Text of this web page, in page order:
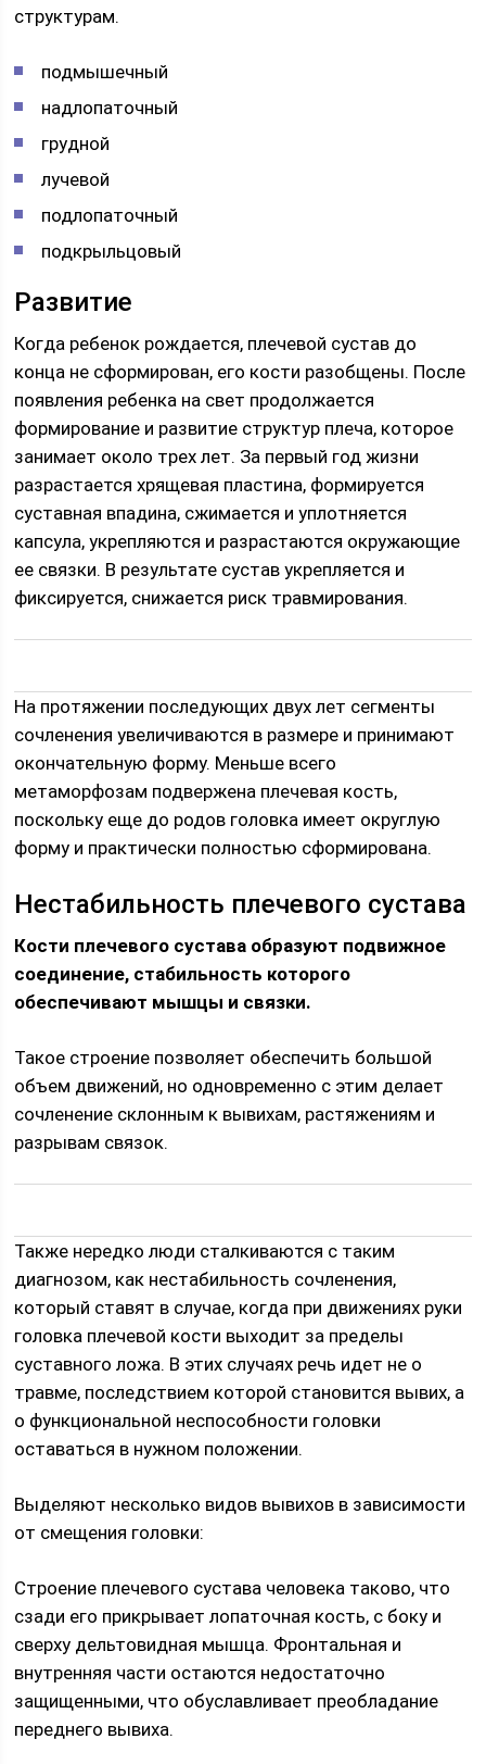
структурам.
подмышечный
надлопаточный
грудной
лучевой
подлопаточный
подкрыльцовый
Развитие
Когда ребенок рождается, плечевой сустав до
конца не сформирован, его кости разобщены. После
появления ребенка на свет продолжается
формирование и развитие структур плеча, которое
занимает около трех лет. За первый год жизни
разрастается хрящевая пластина, формируется
суставная впадина, сжимается и уплотняется
капсула, укрепляются и разрастаются окружающие
ее связки. В результате сустав укрепляется и
фиксируется, снижается риск травмирования.
На протяжении последующих двух лет сегменты
сочленения увеличиваются в размере и принимают
окончательную форму. Меньше всего
метаморфозам подвержена плечевая кость,
поскольку еще до родов головка имеет округлую
форму и практически полностью сформирована.
Нестабильность плечевого сустава
Кости плечевого сустава образуют подвижное
соединение, стабильность которого
обеспечивают мышцы и связки.
Такое строение позволяет обеспечить большой
объем движений, но одновременно с этим делает
сочленение склонным к вывихам, растяжениям и
разрывам связок.
Также нередко люди сталкиваются с таким
диагнозом, как нестабильность сочленения,
который ставят в случае, когда при движениях руки
головка плечевой кости выходит за пределы
суставного ложа. В этих случаях речь идет не о
травме, последствием которой становится вывих, а
о функциональной неспособности головки
оставаться в нужном положении.
Выделяют несколько видов вывихов в зависимости
от смещения головки:
Строение плечевого сустава человека таково, что
сзади его прикрывает лопаточная кость, с боку и
сверху дельтовидная мышца. Фронтальная и
внутренняя части остаются недостаточно
защищенными, что обуславливает преобладание
переднего вывиха.